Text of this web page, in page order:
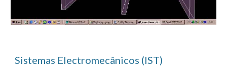
Sistemas Electromecânicos (IST)